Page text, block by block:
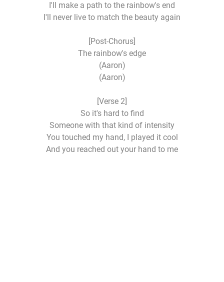
I'll make a path to the rainbow's end
I'll never live to match the beauty again
[Post-Chorus]
The rainbow's edge
(Aaron)
(Aaron)
[Verse 2]
So it's hard to find
Someone with that kind of intensity
You touched my hand, I played it cool
And you reached out your hand to me